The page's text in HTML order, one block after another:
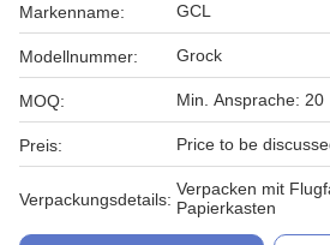
Markenname: GCL
Modellnummer: Grock
MOQ: Min. Ansprache: 20
Preis: Price to be
Verpackungsdetails:
Verpacken mit
Papierkasten